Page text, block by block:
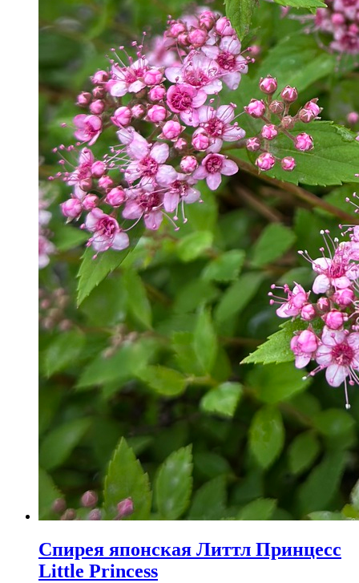
Спирея японская Литтл Принцесс
Little Princess